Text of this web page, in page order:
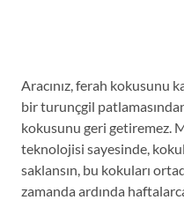
Aracınız, ferah kokusunu
bir turunçgil patlamasından
kokusunu geri getiremez.
teknolojisi sayesinde,
saklansın, bu kokuları
zamanda ardında